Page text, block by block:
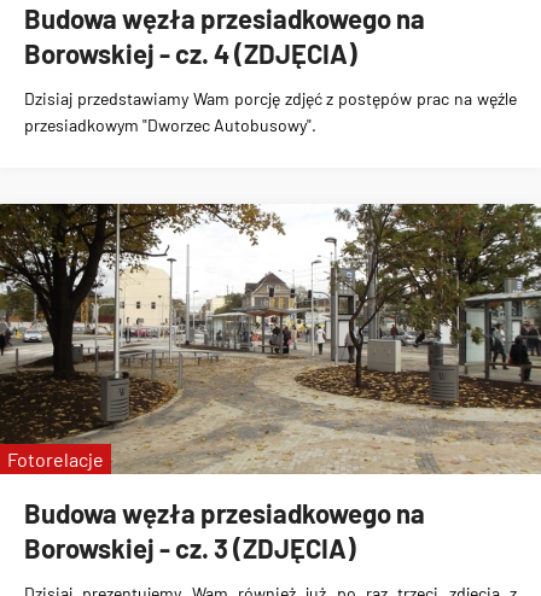
Budowa węzła przesiadkowego na
Borowskiej - cz. 4 (ZDJĘCIA)
Dzisiaj przedstawiamy Wam porcję zdjęć z postępów prac na węźle
przesiadkowym "Dworzec Autobusowy".
Budowa węzła przesiadkowego na
Borowskiej - cz. 3 (ZDJĘCIA)
Fotorelacje